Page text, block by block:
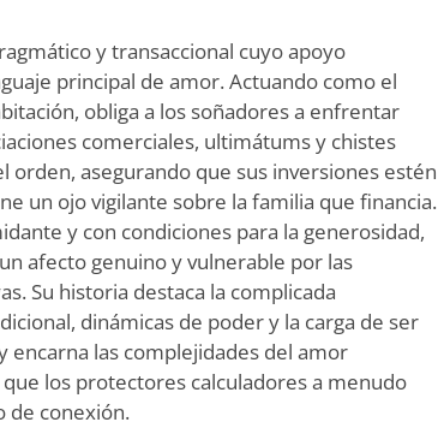
y transaccional cuyo apoyo
principal de amor. Actuando como el
obliga a los soñadores a enfrentar
comerciales, ultimátums y chistes
orden, asegurando que sus inversiones estén
un ojo vigilante sobre la familia que financia.
y con condiciones para la generosidad,
afecto genuino y vulnerable por las
Su historia destaca la complicada
dinámicas de poder y la carga de ser
encarna las complejidades del amor
los protectores calculadores a menudo
de conexión.